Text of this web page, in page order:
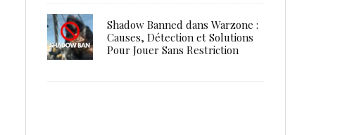
Shadow Banned dans Warzone :
Causes, Détection et Solutions
Pour Jouer Sans Restriction